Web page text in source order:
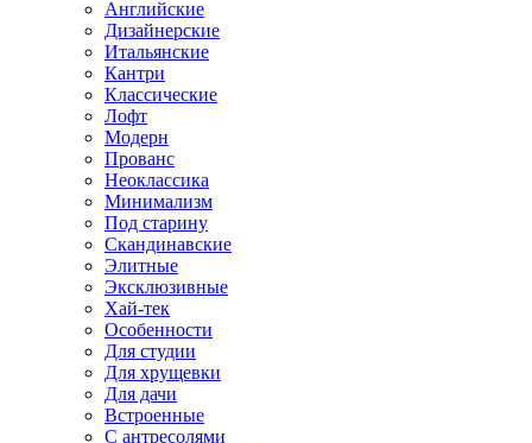
Английские
Дизайнерские
Итальянские
Кантри
Классические
Лофт
Модерн
Прованс
Неоклассика
Минимализм
Под старину
Скандинавские
Элитные
Эксклюзивные
Хай-тек
Особенности
Для студии
Для хрущевки
Для дачи
Встроенные
С антресолями